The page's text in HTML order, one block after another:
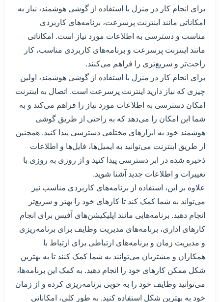
برای انجام کار در منزل با استفاده از گوشی هوشمند، نیاز به
امکاناتی مانند اینترنت پرسرعت، برنامه‌های کاربردی
مناسب و دسترسی به اطلاعات مورد نیاز است. امکاناتی
مانند اینترنت پرسرعت و برنامه‌های کاربردی مناسب، کار
راحت‌تر و سریع‌تری را فراهم می‌کنند.
برای انجام کار در منزل با استفاده از گوشی هوشمند، اولین
چیزی که نیاز دارید اینترنت پرسرعت است. اتصال به اینترنت
امکان دسترسی به اطلاعات مورد نیاز را فراهم می‌کند و به
شما این امکان را می‌دهد که به راحتی از طریق گوشی
هوشمند خود به ابزارهای مختلفی دسترسی پیدا کنید. همچنین
از طریق اینترنت می‌توانید به ایمیل‌ها، فایل‌ها و اطلاعات
ذخیره شده در ابر دسترسی پیدا کنید و از روزی به روزی با
تغییرات و اطلاعات جدید آشنا شوید.
علاوه بر این، استفاده از برنامه‌های کاربردی مناسب نیز
می‌تواند به شما کمک کند تا کارهای خود را بهتر و سریع‌تر
انجام دهید. برنامه‌هایی مانند اپلیکیشن‌های آفیس برای انجام
کارهای اداری، برنامه‌های مدیریت وظایف برای برنامه‌ریزی
و مدیریت زمان و برنامه‌های ارتباطی برای ارتباط با
همکاران و مشتریان می‌توانند به شما کمک کنند تا به بهترین
شکل ممکن کارهای خود را انجام دهید. به کمک این برنامه‌ها،
می‌توانید وظایف خود را به خوبی برنامه‌ریزی کرده و از زمان
خود به بهترین شکل استفاده کنید. به طور کلی، امکاناتی